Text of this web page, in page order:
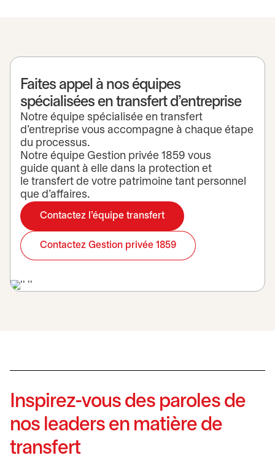
Faites appel à nos équipes
spécialisées en transfert d’entreprise
Notre équipe spécialisée en transfert
d'entreprise vous accompagne à chaque étape
du processus.
Notre équipe Gestion privée 1859 vous
guide quant à elle dans la protection et
le transfert de votre patrimoine tant personnel
que d’affaires.
Contactez l'équipe transfert
Contactez Gestion privée 1859
Inspirez-vous des paroles de
nos leaders en matière de
transfert